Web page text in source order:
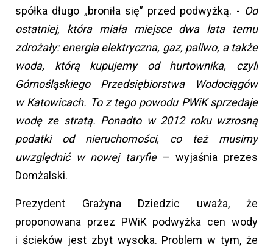
spółka długo „broniła się” przed podwyżką. - Od
ostatniej, która miała miejsce dwa lata temu
zdrożały: energia elektryczna, gaz, paliwo, a także
woda, którą kupujemy od hurtownika, czyli
Górnośląskiego Przedsiębiorstwa Wodociągów
w Katowicach. To z tego powodu PWiK sprzedaje
wodę ze stratą. Ponadto w 2012 roku wzrosną
podatki od nieruchomości, co też musimy
uwzględnić w nowej taryfie– wyjaśnia prezes
Domżalski.
Prezydent Grażyna Dziedzic uważa, że
proponowana przez PWiK podwyżka cen wody
i ścieków jest zbyt wysoka. Problem w tym, że